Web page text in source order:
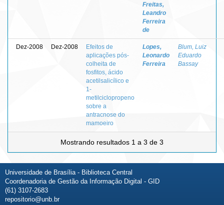
Freitas,
Leandro
Ferreira
de
Dez-2008 Dez-2008
Efeitos de
aplicações pós-
colheita de
fosfitos, ácido
acetilsalicílico e
1-
metilciclopropeno
sobre a
antracnose do
mamoeiro
Lopes,
Leonardo
Ferreira
Blum, Luiz
Eduardo
Bassay
Mostrando resultados 1 a 3 de 3
Universidade de Brasília - Biblioteca Central
Coordenadoria de Gestão da Informação Digital - GID
(61) 3107-2683
repositorio@unb.br